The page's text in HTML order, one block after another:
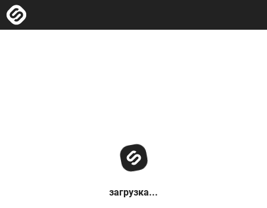
загрузка...